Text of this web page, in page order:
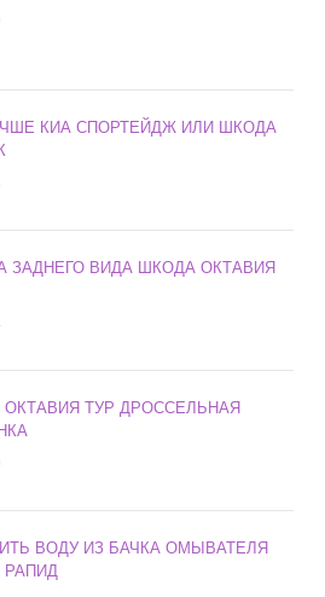
КИА СПОРТЕЙДЖ ИЛИ ШКОДА
ЗАДНЕГО ВИДА ШКОДА ОКТАВИЯ
ТУР ДРОССЕЛЬНАЯ
ВОДУ ИЗ БАЧКА ОМЫВАТЕЛЯ